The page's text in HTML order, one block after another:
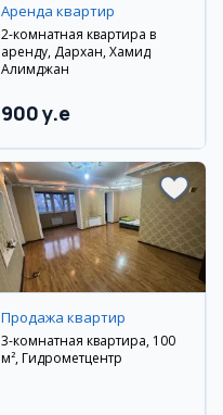
Аренда квартир
2-комнатная квартира в
аренду, Дархан, Хамид
Алимджан
900 y.e
Продажа квартир
3-комнатная квартира, 100
м², Гидрометцентр